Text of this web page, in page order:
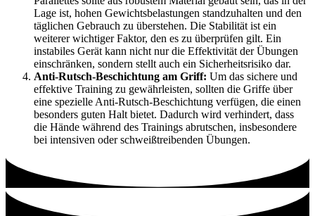
Lage ist, hohen Gewichtsbelastungen standzuhalten und den
täglichen Gebrauch zu überstehen. Die Stabilität ist ein
weiterer wichtiger Faktor, den es zu überprüfen gilt. Ein
instabiles Gerät kann nicht nur die Effektivität der Übungen
einschränken, sondern stellt auch ein Sicherheitsrisiko dar.
Anti-Rutsch-Beschichtung am Griff: Um das sichere und
effektive Training zu gewährleisten, sollten die Griffe über
eine spezielle Anti-Rutsch-Beschichtung verfügen, die einen
besonders guten Halt bietet. Dadurch wird verhindert, dass
die Hände während des Trainings abrutschen, insbesondere
bei intensiven oder schweißtreibenden Übungen.